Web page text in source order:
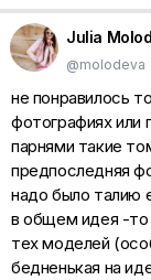
Julia
@molodeva
не понравилось
фотографиях или
парнями такие
предпоследняя
надо было
в общем идея -то
тех моделей
бедненькая на